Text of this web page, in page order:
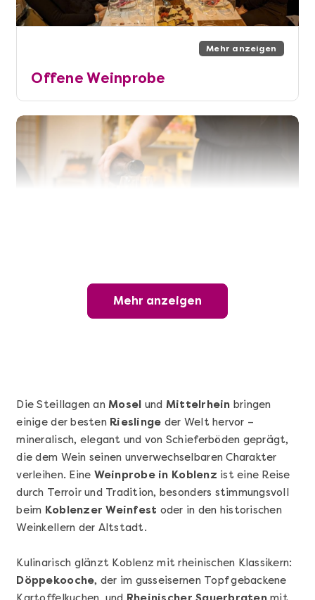
Mehr anzeigen
Offene Weinprobe
Wunderschöner Weinabend
Mehr anzeigen
Mehr anzeigen
Die Steillagen anMosel und Mittelrhein bringen
einige der besten Rieslinge der Welt hervor –
mineralisch, elegant und von Schieferböden geprägt,
die dem Wein seinen unverwechselbaren Charakter
verleihen. Eine Weinprobe in Koblenz ist eine Reise
durch Terroir und Tradition, besonders stimmungsvoll
beim Koblenzer Weinfest oder in den historischen
Weinkellern der Altstadt.
Kulinarisch glänzt Koblenz mit rheinischen Klassikern:
Döppekooche, der im gusseisernen Topf gebackene